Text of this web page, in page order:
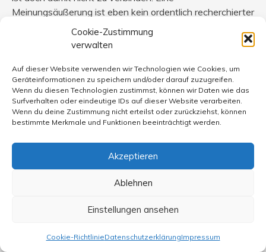
Cookie-Zustimmung
verwalten
Auf dieser Website verwenden wir Technologien wie Cookies, um
Geräteinformationen zu speichern und/oder darauf zuzugreifen.
Wenn du diesen Technologien zustimmst, können wir Daten wie das
Surfverhalten oder eindeutige IDs auf dieser Website verarbeiten.
Wenn du deine Zustimmung nicht erteilst oder zurückziehst, können
bestimmte Merkmale und Funktionen beeinträchtigt werden.
Akzeptieren
Ablehnen
Einstellungen ansehen
Cookie-RichtlinieDatenschutzerklärungImpressum
Meinungsäußerung ist eben kein ordentlich recherchierter
Artikel o.Ä. mithin ist ein Leserbrief und damit auch
Kommentare im bisherigen Blog etwas völlig anderes als
„Weil sie sich engagieren wollen. Ähnliches gilt für
ehrenamtliche Aktivitäten, egal ob in Vereinen,
Bürgerinitiativen, NGOs oder in der politischen
Basisarbeit in Parteien.“
Also zwischen Leserbriefen und den oben genannten
konkreten Beteiligungen sehe ich nun tatsächlich einen
himmelweiten unterschied. Während Leserbriefe eher
Ehrenamt, NGOs u.ä doch ganz konkret die Realität.
„Man will mitreden, man will bestimmte Zustände nicht